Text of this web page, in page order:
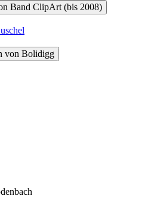
Band ClipArt (bis 2008)
von Bolidigg